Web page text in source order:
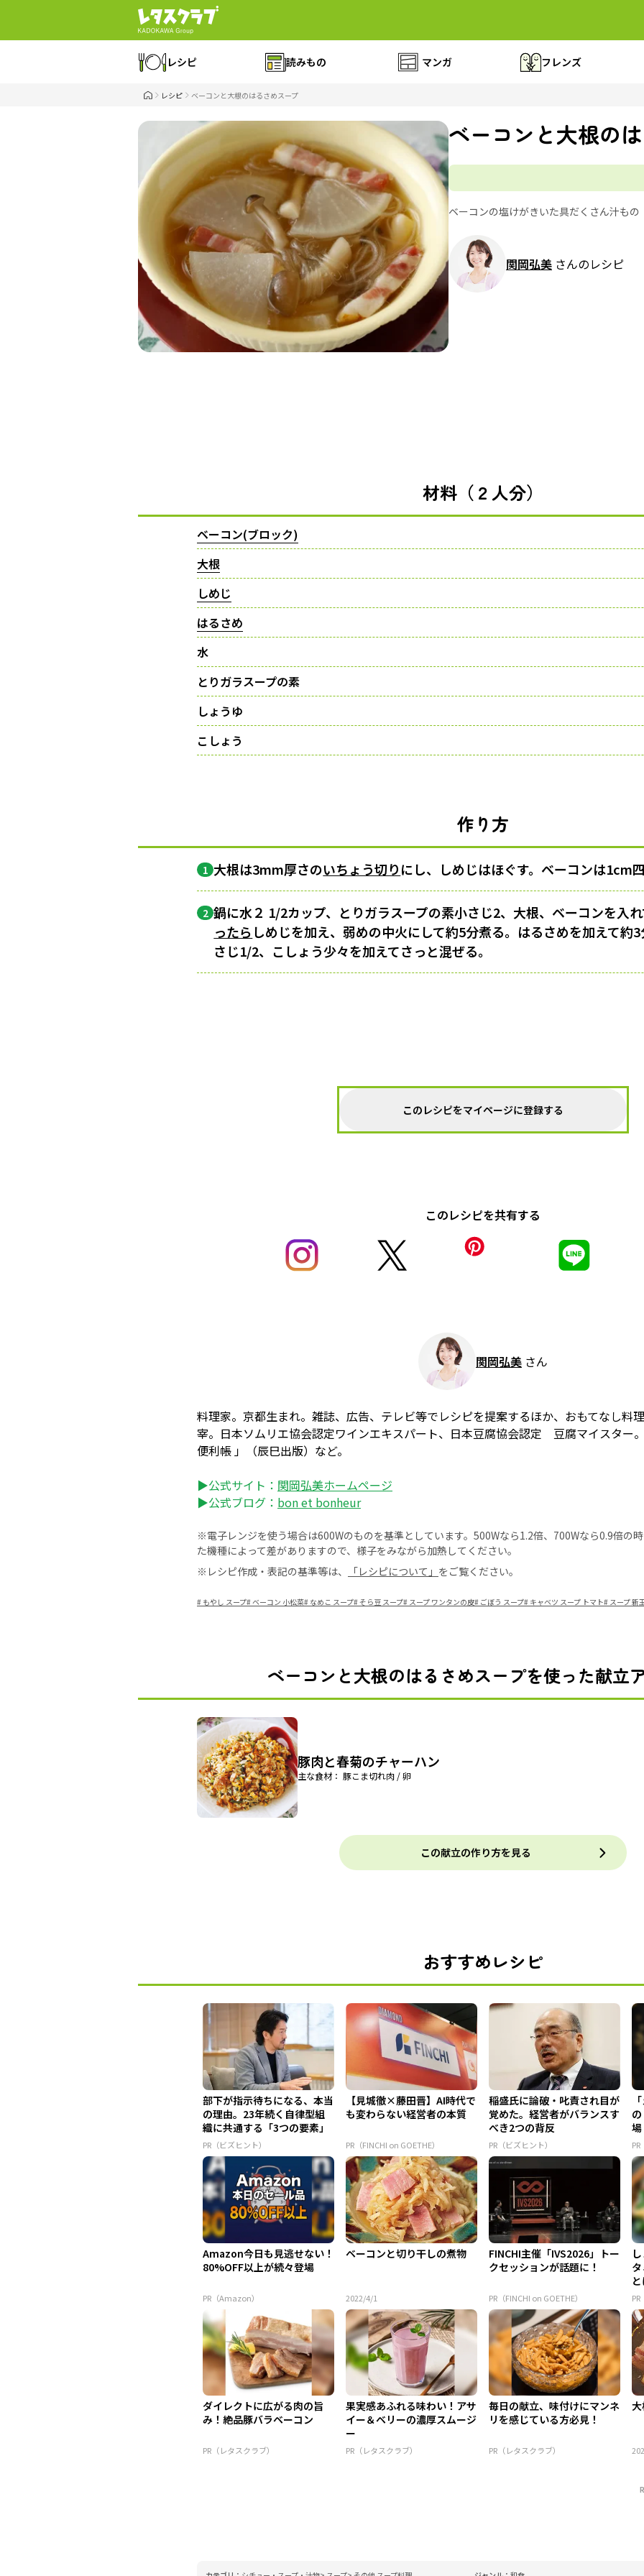
レシピ 読みもの マンガ フレンズ
レシピ ベーコンと大根のはるさめスープ
ベーコンと大根の
ベーコンの塩けがきいた具だくさん汁もの
関岡弘美 さんのレシピ
材料（２人分）
ベーコン(ブロック)
大根
しめじ
はるさめ
水
とりガラスープの素
しょうゆ
こしょう
作り方
1 大根は3mm厚さのいちょう切りにし、しめじはほぐす。ベーコンは1cm
2 鍋に水２ 1/2カップ、とりガラスープの素小さじ2、大根、ベーコンを入
ったら しめじを加え、弱めの中火にして約5分煮る。はるさめを加えて約
さじ1/2、こしょう少々を加えてさっと混ぜる。
このレシピをマイページに登録する
このレシピを共有する
関岡弘美 さん
料理家。京都生まれ。雑誌、広告、テレビ等でレシピを提案するほか、おもてなし料
宰。日本ソムリエ協会認定ワインエキスパート、日本豆腐協会認定 豆腐マイスター
便利帳 」（辰巳出版）など。
▶公式サイト： 関岡弘美ホームページ
▶公式ブログ： bon et bonheur
※電子レンジを使う場合は600Wのものを基準としています。500Wなら1.2倍、700Wなら0.9倍の
た機種によって差がありますので、様子をみながら加熱してください。
※レシピ作成・表記の基準等は、
「レシピについて」 をご覧ください。
# もやし スープ#ベーコン 小松菜# なめこ スープ#そら豆 スープ# スープ ワンタンの皮# ごぼう スープ# キャベツ スープ トマト# スープ 新
ベーコンと大根のはるさめスープを使った献立
豚肉と春菊のチャーハン
主な食材： 豚こま切れ肉 / 卵
この献立の作り方を見る
おすすめレシピ
部下が指示待ちになる、本当
の理由。23年続く自律型組
織に共通する「3つの要素」
PR（ビズヒント）
【見城徹×藤田晋】AI時代で
も変わらない経営者の本質
PR（FINCHI on GOETHE）
稲盛氏に論破・叱責され目が
覚めた。経営者がバランスす
べき2つの背反
PR（ビズヒント）
Amazon今日も見逃せない！
80%OFF以上が続々登場
PR（Amazon）
ベーコンと切り干しの煮物
2022/4/1
FINCHI主催「IVS2026」トー
クセッションが話題に！
PR（FINCHI on GOETHE）
ダイレクトに広がる肉の旨
み！絶品豚バラベーコン
PR（レタスクラブ）
果実感あふれる味わい！アサ
イー＆ベリーの濃厚スムージ
ー
PR（レタスクラブ）
毎日の献立、味付けにマンネ
リを感じている方必見！
PR（レタスクラブ）